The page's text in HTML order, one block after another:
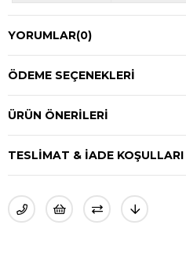
YORUMLAR(0)
ÖDEME SEÇENEKLERI
ÜRÜN ÖNERILERI
TESLIMAT & İADE KOŞULLARI